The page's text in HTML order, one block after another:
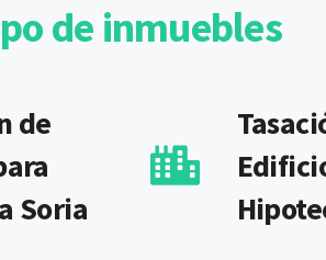
de inmuebles
de
Soria